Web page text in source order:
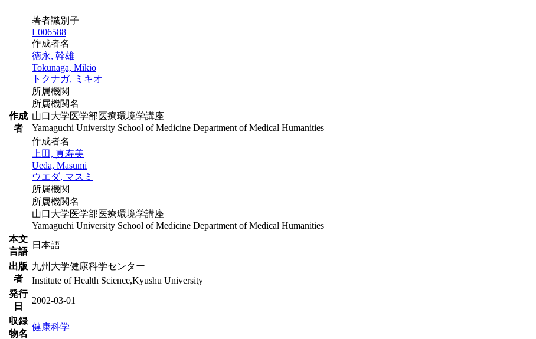
作成
者
著者識別子
L006588
作成者名
徳永, 幹雄
Tokunaga, Mikio
トクナガ, ミキオ
所属機関
所属機関名
山口大学医学部医療環境学講座
Yamaguchi University School of Medicine Department of Medical Humanities
作成者名
上田, 真寿美
Ueda, Masumi
ウエダ, マスミ
所属機関
所属機関名
山口大学医学部医療環境学講座
Yamaguchi University School of Medicine Department of Medical Humanities
本文
言語
日本語
出版
者
九州大学健康科学センター
Institute of Health Science,Kyushu University
発行
日
2002-03-01
収録
物名
健康科学